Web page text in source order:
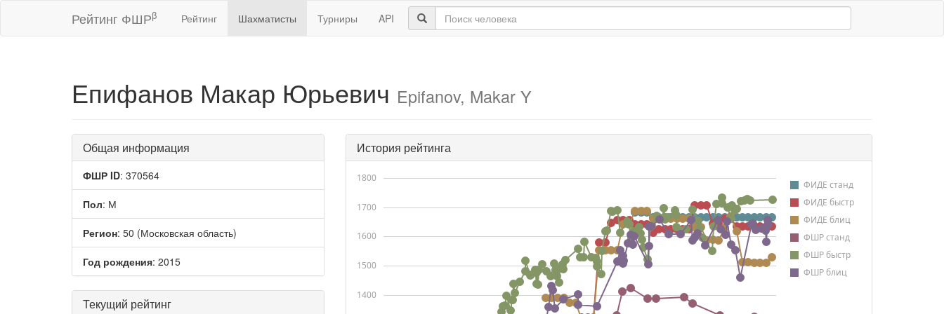
Рейтинг ФШРβ Рейтинг Шахматисты Турниры API
Епифанов Макар Юрьевич Epifanov, Makar Y
Общая информация
ФШР ID: 370564
Пол: М
Регион: 50 (Московская область)
Год рождения: 2015
Текущий рейтинг
История рейтинга
ФИДЕ станд
ФИДЕ быстр
ФИДЕ блиц
ФШР станд
ФШР быстр
ФШР блиц
1400
1500
1600
1700
1800